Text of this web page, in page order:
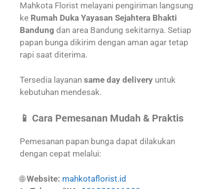
Mahkota Florist melayani pengiriman langsung
ke Rumah Duka Yayasan Sejahtera Bhakti
Bandung dan area Bandung sekitarnya. Setiap
papan bunga dikirim dengan aman agar tetap
rapi saat diterima.
Tersedia layanan same day delivery untuk
kebutuhan mendesak.
📱 Cara Pemesanan Mudah & Praktis
Pemesanan papan bunga dapat dilakukan
dengan cepat melalui:
🌐Website: mahkotaflorist.id